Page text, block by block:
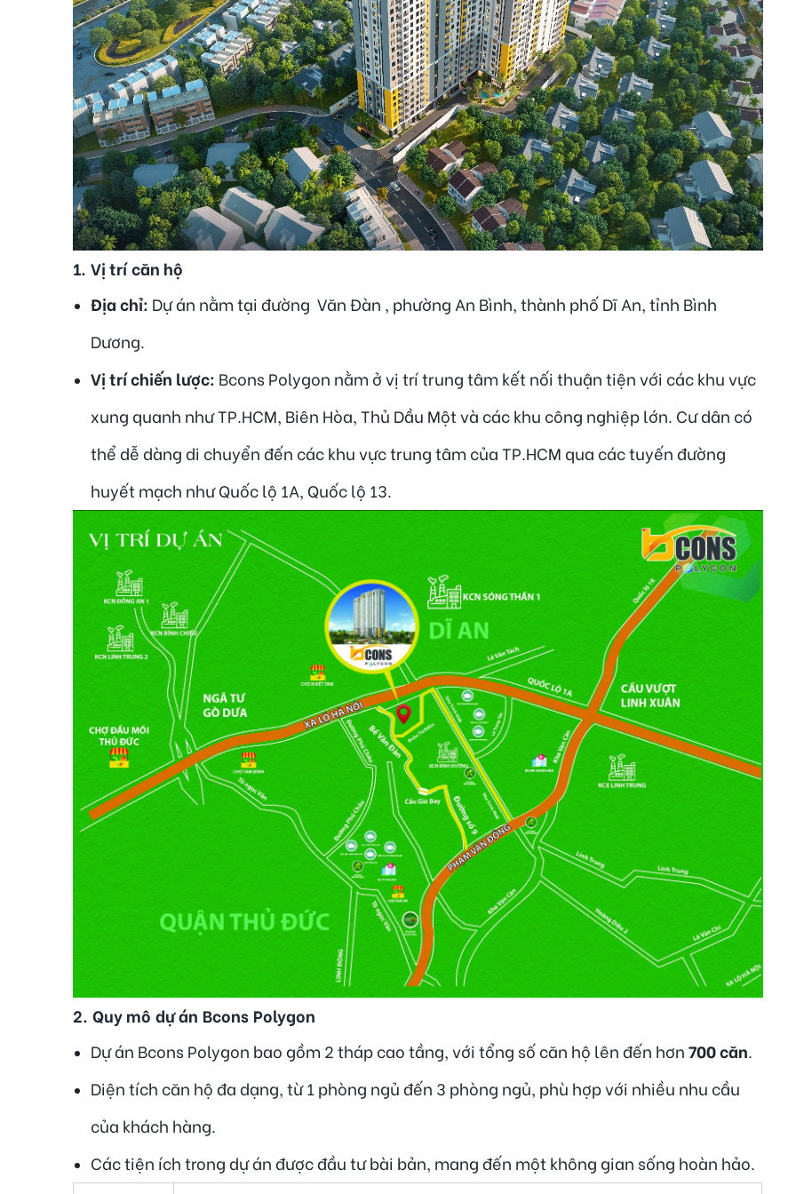
1. Vị trí căn hộ
Địa chỉ: Dự án nằm tại đường Văn Đàn , phường An Bình, thành phố Dĩ An, tỉnh Bình
Dương.
Vị trí chiến lược: Bcons Polygon nằm ở vị trí trung tâm kết nối thuận tiện với các khu vực
xung quanh như TP.HCM, Biên Hòa, Thủ Dầu Một và các khu công nghiệp lớn. Cư dân có
thể dễ dàng di chuyển đến các khu vực trung tâm của TP.HCM qua các tuyến đường
huyết mạch như Quốc lộ 1A, Quốc lộ 13.
2. Quy mô dự án Bcons Polygon
Dự án Bcons Polygon bao gồm 2 tháp cao tầng, với tổng số căn hộ lên đến hơn700 căn.
Diện tích căn hộ đa dạng, từ 1 phòng ngủ đến 3 phòng ngủ, phù hợp với nhiều nhu cầu
của khách hàng.
Các tiện ích trong dự án được đầu tư bài bản, mang đến một không gian sống hoàn hảo.